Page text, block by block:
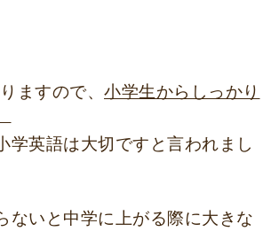
ますので、 小学生からしっかり
学英語は大切ですと言われまし
ないと中学に上がる際に大きな